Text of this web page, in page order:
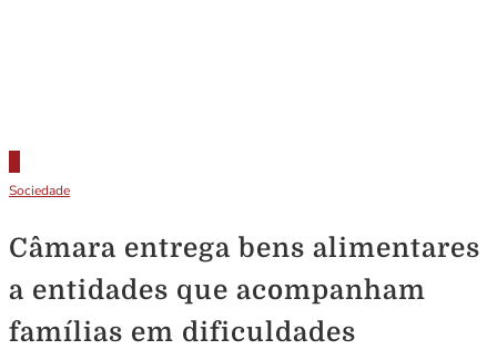
Sociedade
Câmara entrega bens alimentares
a entidades que acompanham
famílias em dificuldades